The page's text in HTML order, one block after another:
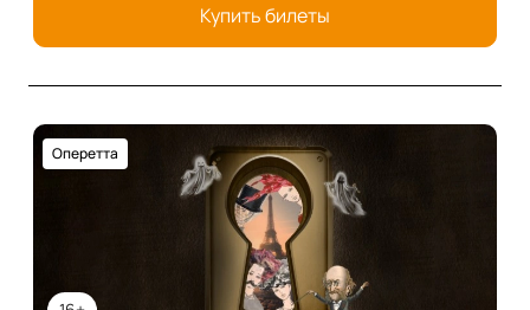
Купить билеты
Оперетта